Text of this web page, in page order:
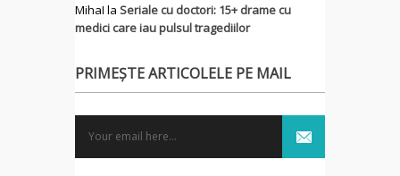
MihaI la Seriale cu doctori: 15+ drame cu
medici care iau pulsul tragediilor
PRIMEȘTE ARTICOLELE PE MAIL